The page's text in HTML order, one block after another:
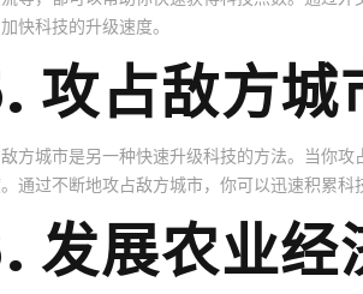
快科技的升级速度。
攻占敌方城
方城市是另一种快速升级科技的方法。当你
通过不断地攻占敌方城市，你可以迅速积累科
发展农业经